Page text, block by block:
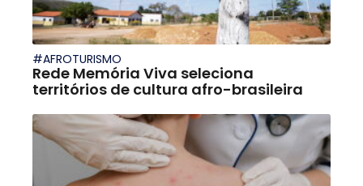
#AFROTURISMO
Rede Memória Viva seleciona
territórios de cultura afro-brasileira